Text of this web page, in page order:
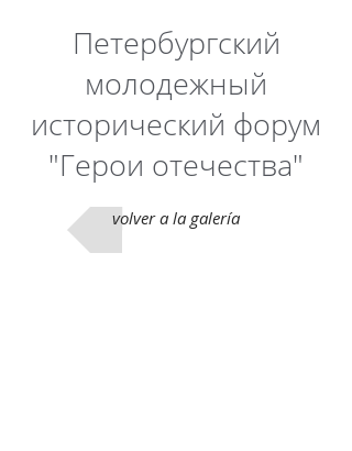
Петербургский
молодежный
исторический форум
"Герои отечества"
volver a la galería